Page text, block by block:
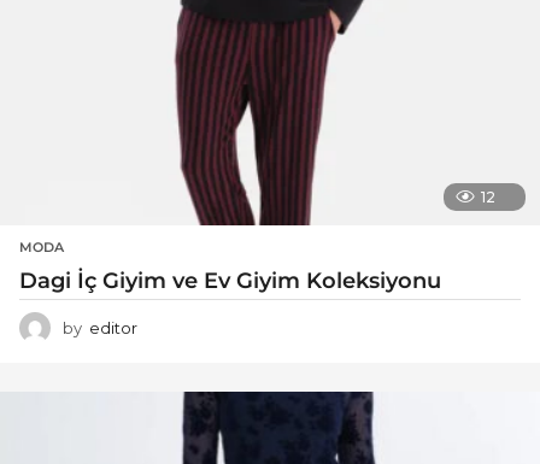
12
MODA
Dagi İç Giyim ve Ev Giyim Koleksiyonu
by editor